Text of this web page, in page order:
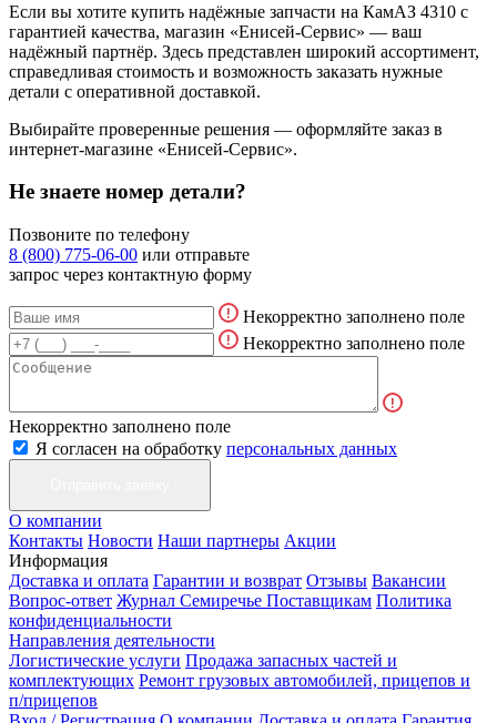
Если вы хотите купить надёжные запчасти на КамАЗ 4310 с
гарантией качества, магазин «Енисей-Сервис» — ваш
надёжный партнёр. Здесь представлен широкий ассортимент,
справедливая стоимость и возможность заказать нужные
детали с оперативной доставкой.
Выбирайте проверенные решения — оформляйте заказ в
интернет-магазине «Енисей-Сервис».
Не знаете номер детали?
Позвоните по телефону
8 (800) 775-06-00 или отправьте
запрос через контактную форму
Некорректно заполнено поле
Некорректно заполнено поле
Некорректно заполнено поле
Я согласен на обработку персональных данных
О компании
Контакты Новости Наши партнеры Акции
Информация
Доставка и оплата Гарантии и возврат Отзывы Вакансии
Вопрос-ответ Журнал Семиречье Поставщикам Политика
конфиденциальности
Направления деятельности
Логистические услуги Продажа запасных частей и
комплектующих Ремонт грузовых автомобилей, прицепов и
п/прицепов